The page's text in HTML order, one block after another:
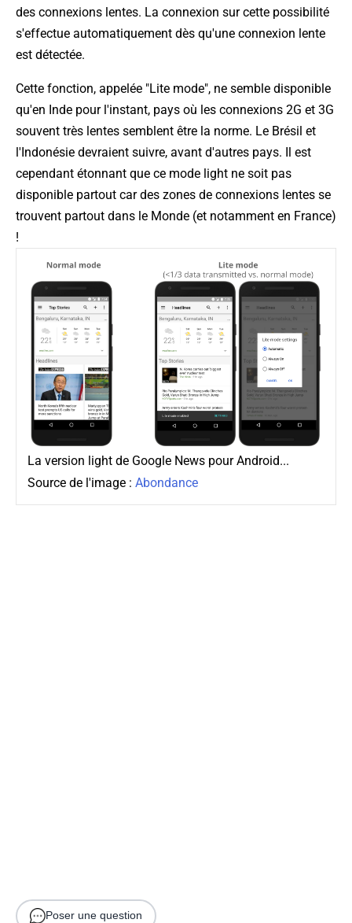
des connexions lentes. La connexion sur cette possibilité
s'effectue automatiquement dès qu'une connexion lente
est détectée.
Cette fonction, appelée "Lite mode", ne semble disponible
qu'en Inde pour l'instant, pays où les connexions 2G et 3G
souvent très lentes semblent être la norme. Le Brésil et
l'Indonésie devraient suivre, avant d'autres pays. Il est
cependant étonnant que ce mode light ne soit pas
disponible partout car des zones de connexions lentes se
trouvent partout dans le Monde (et notamment en France)
!
La version light de Google News pour Android...
Source de l'image : Abondance
Poser une question